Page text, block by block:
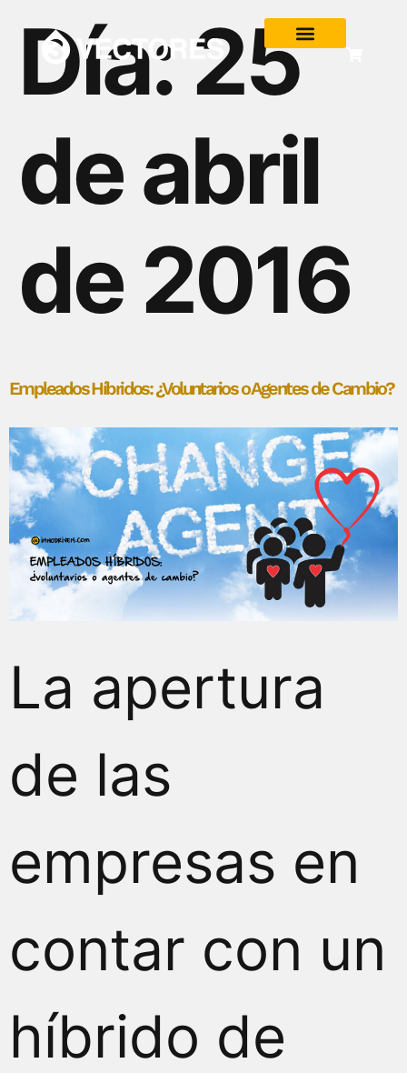
Día: 25
de abril
de 2016
Empleados Híbridos: ¿Voluntarios o Agentes de Cambio?
La apertura
de las
empresas en
contar con un
híbrido de